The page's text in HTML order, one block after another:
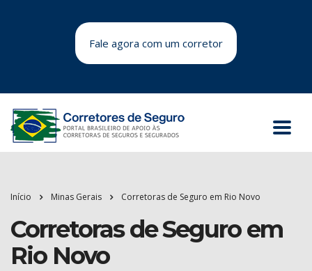
Fale agora com um corretor
Início Minas Gerais Corretoras de Seguro em Rio Novo
Corretoras de Seguro em
Rio Novo